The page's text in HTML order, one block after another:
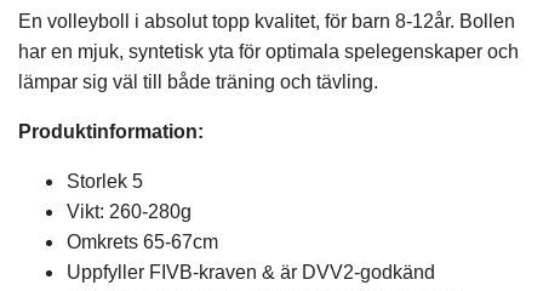
En volleyboll i absolut topp kvalitet, för barn 8-12år. Bollen
har en mjuk, syntetisk yta för optimala spelegenskaper och
lämpar sig väl till både träning och tävling.
Produktinformation:
Storlek 5
Vikt: 260-280g
Omkrets 65-67cm
Uppfyller FIVB-kraven & är DVV2-godkänd